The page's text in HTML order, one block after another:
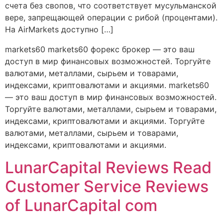
счета без свопов, что соответствует мусульманской
вере, запрещающей операции с рибой (процентами).
На AirMarkets доступно […]
markets60 markets60 форекс брокер — это ваш
доступ в мир финансовых возможностей. Торгуйте
валютами, металлами, сырьем и товарами,
индексами, криптовалютами и акциями. markets60
— это ваш доступ в мир финансовых возможностей.
Торгуйте валютами, металлами, сырьем и товарами,
индексами, криптовалютами и акциями. Торгуйте
валютами, металлами, сырьем и товарами,
индексами, криптовалютами и акциями.
LunarCapital Reviews Read
Customer Service Reviews
of LunarCapital com